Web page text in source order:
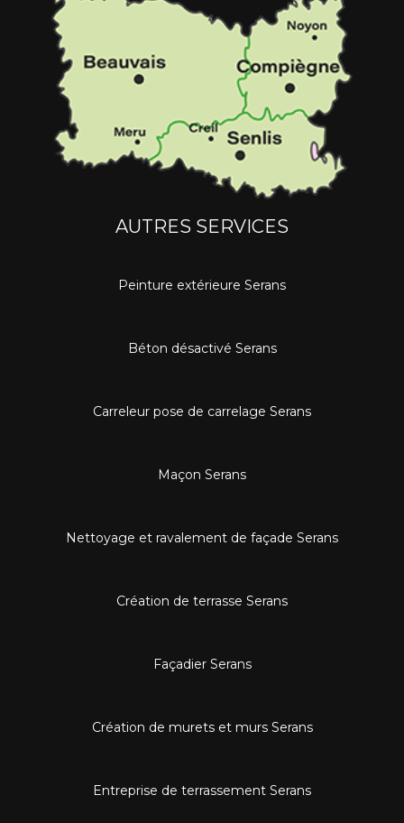
AUTRES SERVICES
Peinture extérieure Serans
Béton désactivé Serans
Carreleur pose de carrelage Serans
Maçon Serans
Nettoyage et ravalement de façade Serans
Création de terrasse Serans
Façadier Serans
Création de murets et murs Serans
Entreprise de terrassement Serans